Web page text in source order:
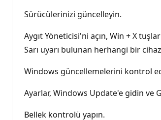
Sürücülerinizi güncelleyin.
Aygıt Yöneticisi'ni açın, Win + X
Sarı uyarı bulunan herhangi bir
Windows güncellemelerini kontrol
Ayarlar, Windows Update'e gidin ve
Bellek kontrolü yapın.